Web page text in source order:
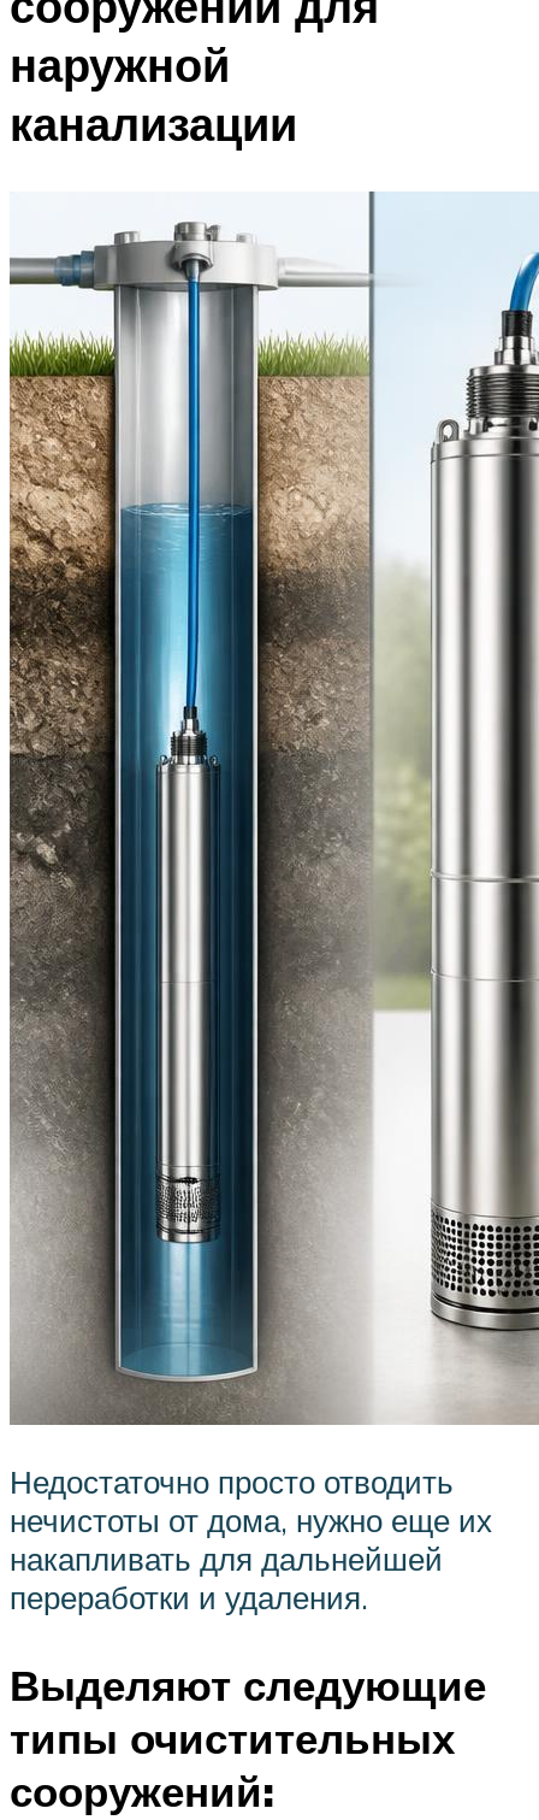
наружной
канализации
Недостаточно просто отводить
нечистоты от дома, нужно еще их
накапливать для дальнейшей
переработки и удаления.
Выделяют следующие
типы очистительных
сооружений: